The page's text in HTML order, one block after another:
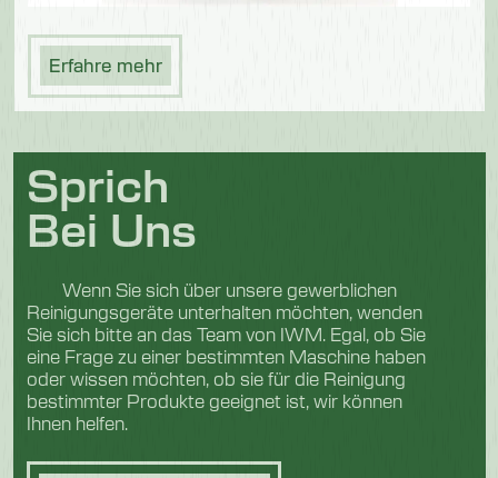
Erfahre mehr
Sprich
Bei Uns
Wenn Sie sich über unsere gewerblichen
Reinigungsgeräte unterhalten möchten, wenden
Sie sich bitte an das Team von IWM. Egal, ob Sie
eine Frage zu einer bestimmten Maschine haben
oder wissen möchten, ob sie für die Reinigung
bestimmter Produkte geeignet ist, wir können
Ihnen helfen.